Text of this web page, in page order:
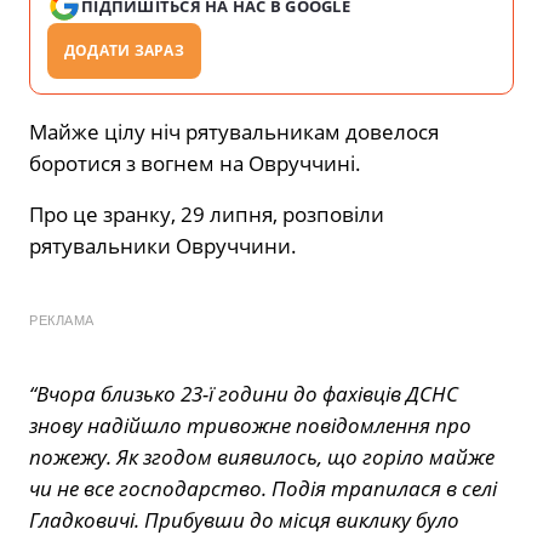
ПІДПИШІТЬСЯ НА НАС В GOOGLE
ДОДАТИ ЗАРАЗ
Майже цілу ніч рятувальникам довелося
боротися з вогнем на Овруччині.
Про це зранку, 29 липня, розповіли
рятувальники Овруччини.
РЕКЛАМА
“Вчора близько 23-ї години до фахівців ДСНС
знову надійшло тривожне повідомлення про
пожежу. Як згодом виявилось, що горіло майже
чи не все господарство. Подія трапилася в селі
Гладковичі. Прибувши до місця виклику було